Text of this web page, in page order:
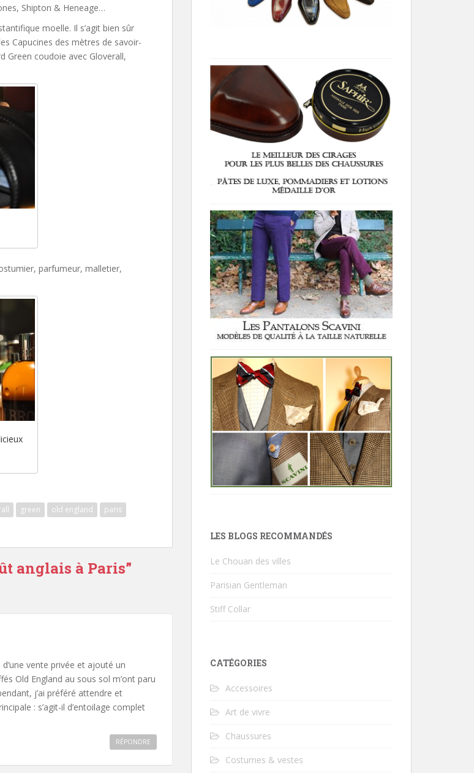
Shipton & Heneage…
moelle. Il s’agit bien sûr
Capucines des mètres de savoir-
Green coudoie avec Gloverall,
parfumeur, malletier,
green old england paris
anglais à Paris”
vente privée et ajouté un
Old England au sous sol m’ont paru
j’ai préféré attendre et
: s’agit-il d’entoilage complet
RÉPONDRE
LES BLOGS RECOMMANDÉS
Le Chouan des villes
Parisian Gentleman
Stiff Collar
CATÉGORIES
Accessoires
Art de vivre
Chaussures
Costumes & vestes